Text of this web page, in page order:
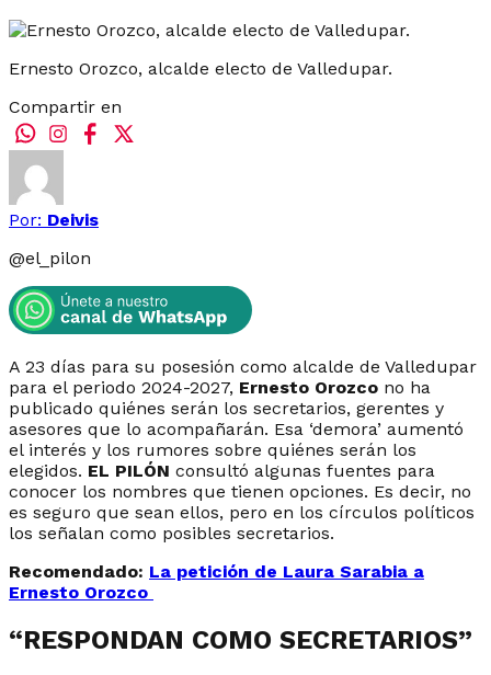
Ernesto Orozco, alcalde electo de Valledupar.
Compartir en
Por: Deivis
@el_pilon
A 23 días para su posesión como alcalde de Valledupar
para el periodo 2024-2027, Ernesto Orozco no ha
publicado quiénes serán los secretarios, gerentes y
asesores que lo acompañarán. Esa ‘demora’ aumentó
el interés y los rumores sobre quiénes serán los
elegidos. EL PILÓN consultó algunas fuentes para
conocer los nombres que tienen opciones. Es decir, no
es seguro que sean ellos, pero en los círculos políticos
los señalan como posibles secretarios.
Recomendado: La petición de Laura Sarabia a
Ernesto Orozco
“RESPONDAN COMO SECRETARIOS”